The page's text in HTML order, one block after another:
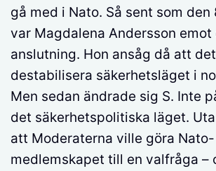
gå med i Nato. Så sent som den
var Magdalena Andersson emot
anslutning. Hon ansåg då att
destabilisera säkerhetsläget i
Men sedan ändrade sig S. Inte
det säkerhetspolitiska läget.
att Moderaterna ville göra Nato-
medlemskapet till en valfråga –